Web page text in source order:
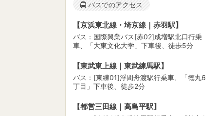
バスでのアクセス
【京浜東北線・埼京線｜赤羽駅】
バス：国際興業バス[赤02]成増駅北口行乗
車、「大東文化大学」下車後、徒歩5分
【東武東上線｜東武練馬駅】
バス：[東練01]浮間舟渡駅行乗車、「徳丸6
丁目」下車後、徒歩2分
【都営三田線｜高島平駅】